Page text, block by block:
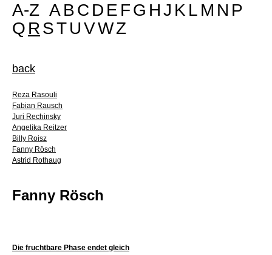
A-Z A BC D E FG HJ K L M N P
Q RSTUVWZ
back
Reza Rasouli
Fabian Rausch
Juri Rechinsky
Angelika Reitzer
Billy Roisz
Fanny Rösch
Astrid Rothaug
Fanny Rösch
Die fruchtbare Phase endet gleich